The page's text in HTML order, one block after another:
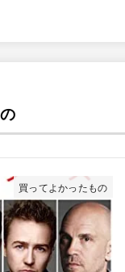
買ってよかったもの